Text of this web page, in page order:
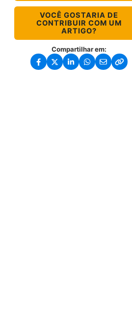
VOCÊ GOSTARIA DE
CONTRIBUIR COM UM
ARTIGO?
Compartilhar em: